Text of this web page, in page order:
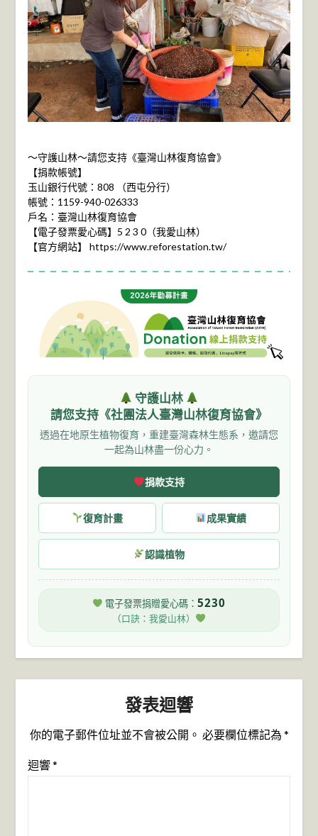
～守護山林～請您支持《臺灣山林復育協會》
【捐款帳號】
玉山銀行代號：808 （西屯分行）
帳號：1159-940-026333
戶名：臺灣山林復育協會
【電子發票愛心碼】5 2 3 0（我愛山林）
【官方網站】 https://www.reforestation.tw/
守護山林
請您支持《社團法人臺灣山林復育協會》
透過在地原生植物復育，重建臺灣森林生態系，邀請您
一起為山林盡一份心力。
捐款支持
復育計畫 成果實績
認識植物
電子發票捐贈愛心碼： 5230
（口訣：我愛山林）
發表迴響
你的電子郵件位址並不會被公開。 必要欄位標記為 *
迴響*